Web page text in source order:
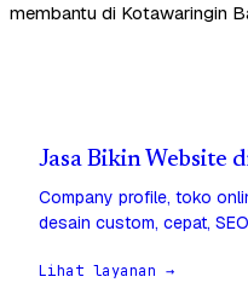
membantu di Kotawaringin
Jasa Bikin Website
Company profile, toko
desain custom, cepat,
Lihat layanan →